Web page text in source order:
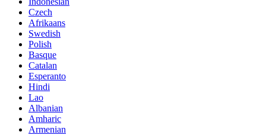
Czech
Afrikaans
Swedish
Polish
Basque
Catalan
Esperanto
Hindi
Lao
Albanian
Amharic
Armenian